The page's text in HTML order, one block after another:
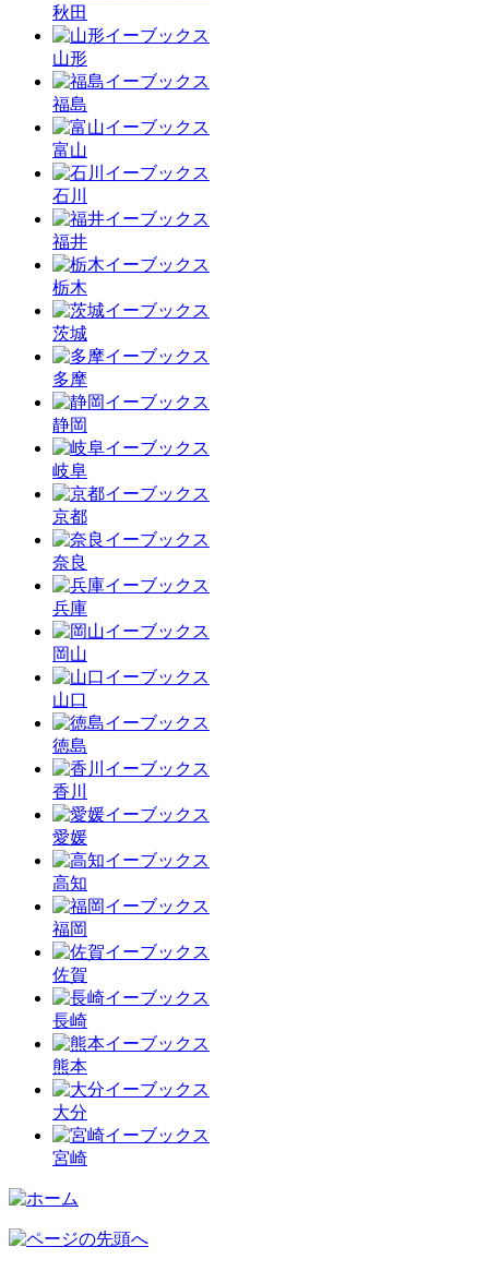
秋田
山形
福島
富山
石川
福井
栃木
茨城
多摩
静岡
岐阜
京都
奈良
兵庫
岡山
山口
徳島
香川
愛媛
高知
福岡
佐賀
長崎
熊本
大分
宮崎